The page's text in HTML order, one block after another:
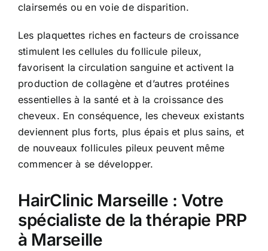
clairsemés ou en voie de disparition.
Les plaquettes riches en facteurs de croissance
stimulent les cellules du follicule pileux,
favorisent la circulation sanguine et activent la
production de collagène et d’autres protéines
essentielles à la santé et à la croissance des
cheveux. En conséquence, les cheveux existants
deviennent plus forts, plus épais et plus sains, et
de nouveaux follicules pileux peuvent même
commencer à se développer.
HairClinic Marseille : Votre
spécialiste de la thérapie PRP
à Marseille